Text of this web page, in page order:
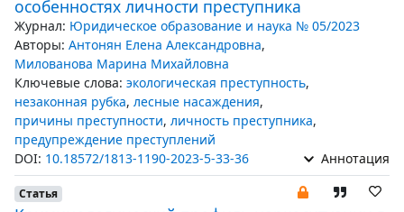
особенностях личности преступника
Журнал: Юридическое образование и наука № 05/2023
Авторы: Антонян Елена Александровна,
Милованова Марина Михайловна
Ключевые слова: экологическая преступность,
незаконная рубка, лесные насаждения,
причины преступности, личность преступника,
предупреждение преступлений
DOI: 10.18572/1813-1190-2023-5-33-36 Аннотация
Статья